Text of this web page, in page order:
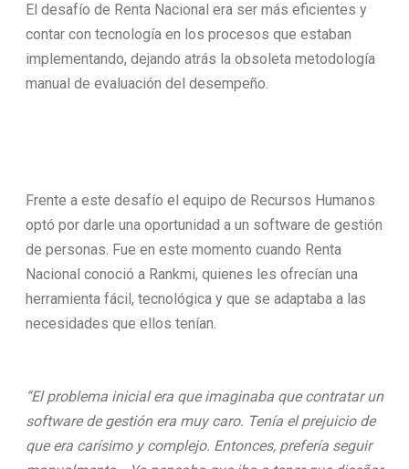
El desafío de Renta Nacional era ser más eficientes y
contar con tecnología en los procesos que estaban
implementando, dejando atrás la obsoleta metodología
manual de evaluación del desempeño.
Frente a este desafío el equipo de Recursos Humanos
optó por darle una oportunidad a un software de gestión
de personas. Fue en este momento cuando Renta
Nacional conoció a Rankmi, quienes les ofrecían una
herramienta fácil, tecnológica y que se adaptaba a las
necesidades que ellos tenían.
“El problema inicial era que imaginaba que contratar un
software de gestión era muy caro. Tenía el prejuicio de
que era carísimo y complejo. Entonces, prefería seguir